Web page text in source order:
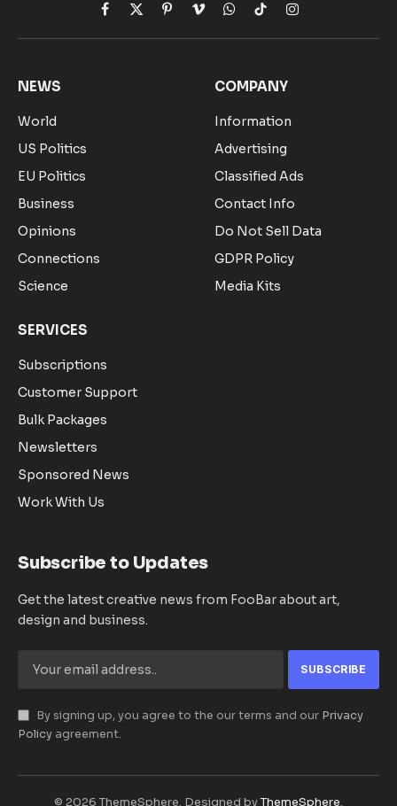
Facebook
X
(Twitter)
Pinterest
VimeoWhatsApp
TikTokInstagram
NEWS
World
US Politics
EU Politics
Business
Opinions
Connections
Science
COMPANY
Information
Advertising
Classified Ads
Contact Info
Do Not Sell Data
GDPR Policy
Media Kits
SERVICES
Subscriptions
Customer Support
Bulk Packages
Newsletters
Sponsored News
Work With Us
Subscribe to Updates
Get the latest creative news from FooBar about art,
design and business.
By signing up, you agree to the our terms and our Privacy
Policy agreement.
© 2026 ThemeSphere. Designed byThemeSphere.